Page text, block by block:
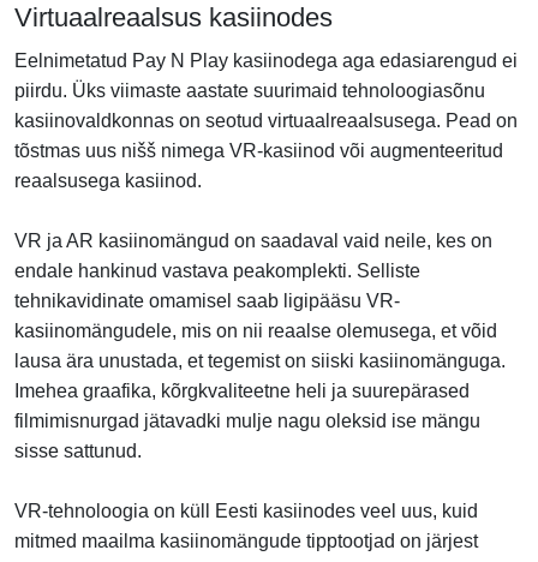
Virtuaalreaalsus kasiinodes
Eelnimetatud Pay N Play kasiinodega aga edasiarengud ei
piirdu. Üks viimaste aastate suurimaid tehnoloogiasõnu
kasiinovaldkonnas on seotud virtuaalreaalsusega. Pead on
tõstmas uus nišš nimega VR-kasiinod või augmenteeritud
reaalsusega kasiinod.
VR ja AR kasiinomängud on saadaval vaid neile, kes on
endale hankinud vastava peakomplekti. Selliste
tehnikavidinate omamisel saab ligipääsu VR-
kasiinomängudele, mis on nii reaalse olemusega, et võid
lausa ära unustada, et tegemist on siiski kasiinomänguga.
Imehea graafika, kõrgkvaliteetne heli ja suurepärased
filmimisnurgad jätavadki mulje nagu oleksid ise mängu
sisse sattunud.
VR-tehnoloogia on küll Eesti kasiinodes veel uus, kuid
mitmed maailma kasiinomängude tipptootjad on järjest